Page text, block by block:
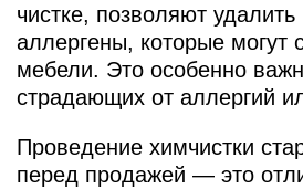
чистке, позволяют
аллергены, которые могут
мебели. Это особенно
страдающих от аллергий
Проведение химчистки
перед продажей — это